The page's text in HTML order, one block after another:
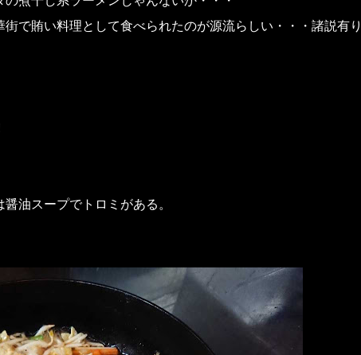
で賄い料理として食べられたのが源流らしい・・・諸説有り
油スープでトロミがある。